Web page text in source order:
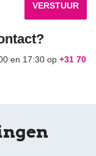
VERSTUUR
en 17:30 op +31 70